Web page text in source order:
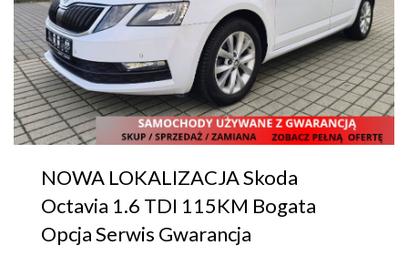
NOWA LOKALIZACJA Skoda
Octavia 1.6 TDI 115KM Bogata
Opcja Serwis Gwarancja